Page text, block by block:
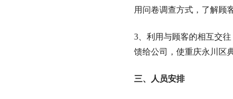
用问卷调查方式，了解顾
3、利用与顾客的相互交
馈给公司，使重庆永川区
三、人员安排